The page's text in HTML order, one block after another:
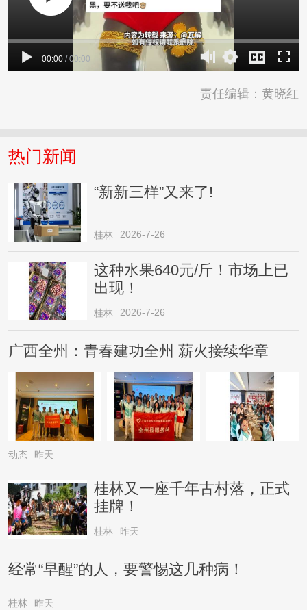
00:00 / 00:00
责任编辑：黄晓红
热门新闻
“新新三样”又来了!
桂林 2026-7-26
这种水果640元/斤！市场上已
出现！
桂林 2026-7-26
广西全州：青春建功全州 薪火接续华章
动态 昨天
桂林又一座千年古村落，正式
挂牌！
桂林 昨天
经常“早醒”的人，要警惕这几种病！
桂林 昨天